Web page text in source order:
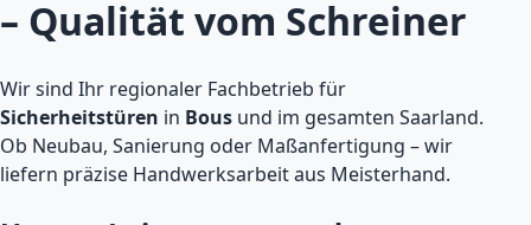
– Qualität vom Schreiner
Wir sind Ihr regionaler Fachbetrieb für
Sicherheitstüren in Bous und im gesamten Saarland.
Ob Neubau, Sanierung oder Maßanfertigung – wir
liefern präzise Handwerksarbeit aus Meisterhand.